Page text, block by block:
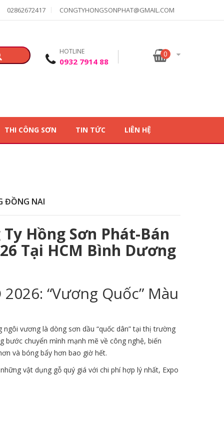
02862672417 CONGTYHONGSONPHAT@GMAIL.COM
HOTLINE
0932 7914 88
0
THI CÔNG SƠN TIN TỨC LIÊN HỆ
ĐỒNG NAI
Hồng Sơn Phát-Bán
Tại HCM Bình Dương
“Vương Quốc” Màu
vương là dòng sơn dầu “quốc dân” tại thị trường
bước chuyển mình mạnh mẽ về công nghệ, biến
và bóng bẩy hơn bao giờ hết.
vật dụng gỗ quý giá với chi phí hợp lý nhất, Expo